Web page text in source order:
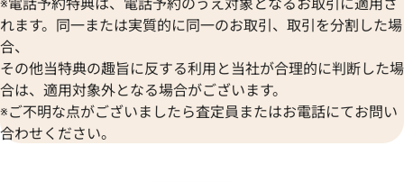
Wempe
れます。同一または実質的に同一のお取引、取引を分割した場
合、
その他当特典の趣旨に反する利用と当社が合理的に判断した場
合は、適用対象外となる場合がございます。
※ご不明な点がございましたら査定員またはお電話にてお問い
合わせください。